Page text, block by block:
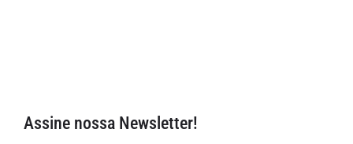
Assine nossa Newsletter!